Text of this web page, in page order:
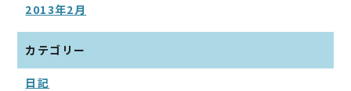
2013年2月
カテゴリー
日記